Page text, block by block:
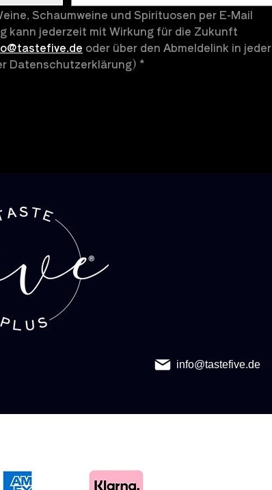
Schaumweine und Spirituosen per E-Mail
kann jederzeit mit Wirkung für die Zukunft
oder über den Abmeldelink in jeder
Datenschutzerklärung) *
info@tastefive.de